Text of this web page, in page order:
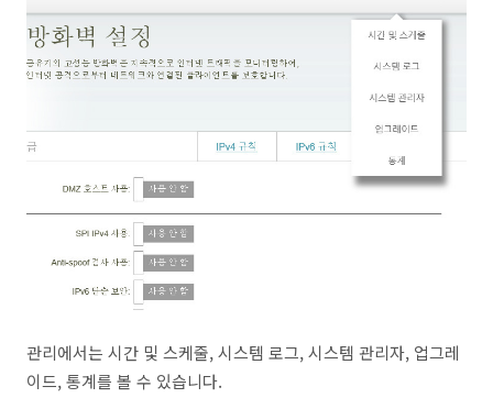
관리에서는 시간 및 스케줄, 시스템 로그, 시스템 관리자, 업그레
이드, 통계를 볼 수 있습니다.